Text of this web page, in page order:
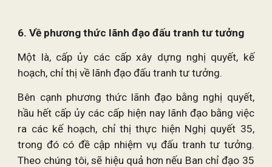
6. Về phương thức lãnh đạo đấu tranh tư tưởng
Một là, cấp ủy các cấp xây dựng nghị quyết, kế
hoạch, chỉ thị về lãnh đạo đấu tranh tư tưởng.
Bên cạnh phương thức lãnh đạo bằng nghị quyết,
hầu hết cấp ủy các cấp hiện nay lãnh đạo bằng việc
ra các kế hoạch, chỉ thị thực hiện Nghị quyết 35,
trong đó có đề cập nhiệm vụ đấu tranh tư tưởng.
Theo chúng tôi, sẽ hiệu quả hơn nếu Ban chỉ đạo 35